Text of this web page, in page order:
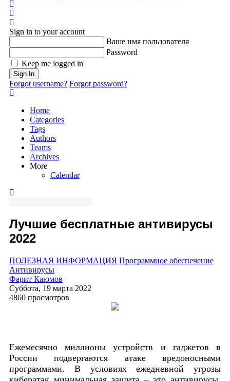
Sign in to your account
Ваше имя пользователя
Password
Keep me logged in
Sign In
Forgot username? Forgot password?
Home
Categories
Tags
Authors
Teams
Archives
More
Calendar
Лучшие бесплатные антивирусы
2022
ПОЛЕЗНАЯ ИНФОРМАЦИЯ Программное обеспечение
Антивирусы
Фарит Каюмов
Суббота, 19 марта 2022
4860 просмотров
Ежемесячно миллионы устройств и гаджетов в
России подвергаются атаке вредоносными
программами. В условиях ежедневной угрозы